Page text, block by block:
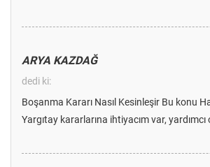
ARYA KAZDAĞ
dedi ki:
Boşanma Kararı Nasıl Kesinleşir Bu konu
Yargıtay kararlarına ihtiyacım var,